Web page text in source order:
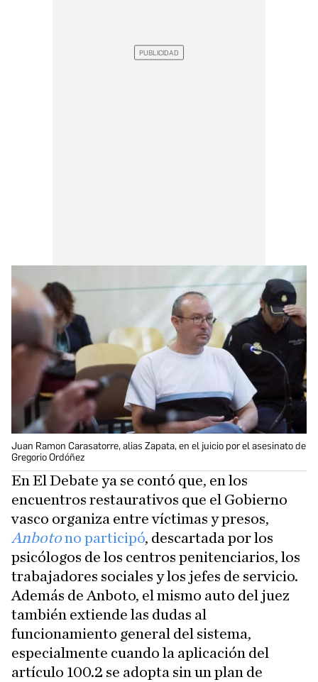
Juan Ramon Carasatorre, alias Zapata, en el juicio por el asesinato de
Gregorio Ordóñez
En El Debate ya se contó que, en los
encuentros restaurativos que el Gobierno
vasco organiza entre víctimas y presos,
Anbotono participó, descartada por los
psicólogos de los centros penitenciarios, los
trabajadores sociales y los jefes de servicio.
Además de Anboto, el mismo auto del juez
también extiende las dudas al
funcionamiento general del sistema,
especialmente cuando la aplicación del
artículo 100.2 se adopta sin un plan de